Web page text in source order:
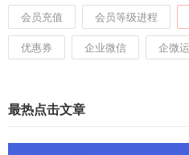
会员充值
会员等级进程
优惠券
企业微信 企微
最热点击文章